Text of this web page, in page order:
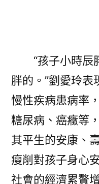
“孩子小時辰
胖的。”劉愛玲表
慢性疾病患病率
糖尿病、癌癥等
其平生的安康、
瘦削對孩子身心
社會的經濟累贅